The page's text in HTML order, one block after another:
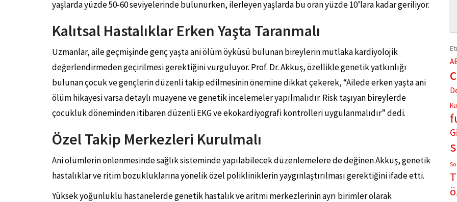
yaşlarda yüzde 50-60 seviyelerinde bulunurken, ilerleyen yaşlarda bu oran yüzde 10’lara kadar geriliyor.
Kalıtsal Hastalıklar Erken Yaşta Taranmalı
Uzmanlar, aile geçmişinde genç yaşta ani ölüm öyküsü bulunan bireylerin mutlaka kardiyolojik
değerlendirmeden geçirilmesi gerektiğini vurguluyor. Prof. Dr. Akkuş, özellikle genetik yatkınlığı
bulunan çocuk ve gençlerin düzenli takip edilmesinin önemine dikkat çekerek, “Ailede erken yaşta ani
ölüm hikayesi varsa detaylı muayene ve genetik incelemeler yapılmalıdır. Risk taşıyan bireylerde
çocukluk döneminden itibaren düzenli EKG ve ekokardiyografi kontrolleri uygulanmalıdır” dedi.
Özel Takip Merkezleri Kurulmalı
Ani ölümlerin önlenmesinde sağlık sisteminde yapılabilecek düzenlemelere de değinen Akkuş, genetik
hastalıklar ve ritim bozukluklarına yönelik özel polikliniklerin yaygınlaştırılması gerektiğini ifade etti.
Yüksek yoğunluklu hastanelerde genetik hastalık ve aritmi merkezlerinin ayrı birimler olarak